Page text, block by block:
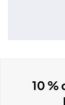
10 %